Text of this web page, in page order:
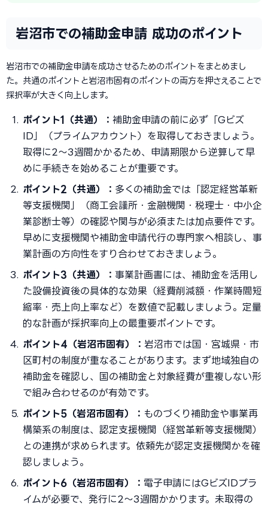
岩沼市での補助金申請 成功のポイント
岩沼市での補助金申請を成功させるためのポイントをまとめまし
た。共通のポイントと岩沼市固有のポイントの両方を押さえることで
採択率が大きく向上します。
ポイント1（共通）： 補助金申請の前に必ず「Gビズ
ID」（プライムアカウント）を取得しておきましょう。
取得に2〜3週間かかるため、申請期限から逆算して早
めに手続きを始めることが重要です。
ポイント2（共通）： 多くの補助金では「認定経営革新
等支援機関」（商工会議所・金融機関・税理士・中小企
業診断士等）の確認や関与が必須または加点要件です。
早めに支援機関や補助金申請代行の専門家へ相談し、事
業計画の方向性をすり合わせておきましょう。
ポイント3（共通）： 事業計画書には、補助金を活用し
た設備投資後の具体的な効果（経費削減額・作業時間短
縮率・売上向上率など）を数値で記載しましょう。定量
的な計画が採択率向上の最重要ポイントです。
ポイント4（岩沼市固有）： 岩沼市では国・宮城県・市
区町村の制度が重なることがあります。まず地域独自の
補助金を確認し、国の補助金と対象経費が重複しない形
で組み合わせるのが有効です。
ポイント5（岩沼市固有）： ものづくり補助金や事業再
構築系の制度は、認定支援機関（経営革新等支援機関）
との連携が求められます。依頼先が認定支援機関かを確
認しましょう。
ポイント6（岩沼市固有）： 電子申請にはGビズIDプラ
イムが必要で、発行に2〜3週間かかります。未取得の